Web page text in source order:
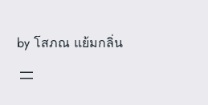
by โสภณ แย้มกลิ่น